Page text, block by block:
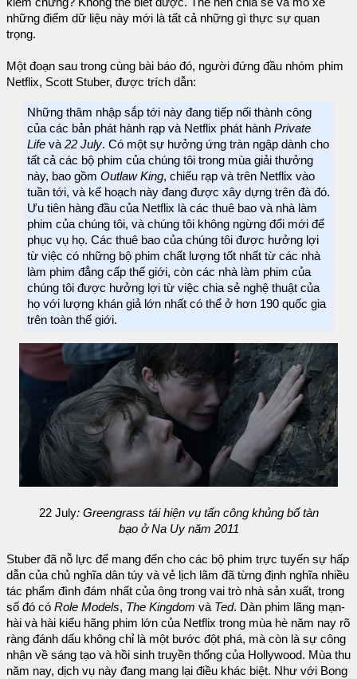
những điểm dữ liệu này mới là tất cả những gì thực sự quan
trọng.
Một đoạn sau trong cùng bài báo đó, người đứng đầu nhóm phim
Netflix, Scott Stuber, được trích dẫn:
Những thâm nhập sắp tới này đang tiếp nối thành công
của các bản phát hành rạp và Netflix phát hành Private
Life và22 July. Có một sự hưởng ứng tràn ngập dành cho
tất cả các bộ phim của chúng tôi trong mùa giải thưởng
này, bao gồm Outlaw King, chiếu rạp và trên Netflix vào
tuần tới, và kế hoạch này đang được xây dựng trên đà đó.
Ưu tiên hàng đầu của Netflix là các thuê bao và nhà làm
phim của chúng tôi, và chúng tôi không ngừng đổi mới để
phục vụ họ. Các thuê bao của chúng tôi được hưởng lợi
từ việc có những bộ phim chất lượng tốt nhất từ các nhà
làm phim đẳng cấp thế giới, còn các nhà làm phim của
chúng tôi được hưởng lợi từ việc chia sẻ nghệ thuật của
họ với lượng khán giả lớn nhất có thể ở hơn 190 quốc gia
trên toàn thế giới.
22 July: Greengrass tái hiện vụ tấn công khủng bố tàn
bạo ở Na Uy năm 2011
Stuber đã nỗ lực để mang đến cho các bộ phim trực tuyến sự hấp
dẫn của chủ nghĩa dân túy và vẻ lịch lãm đã từng định nghĩa nhiều
tác phẩm đình đám nhất của ông trong vai trò nhà sản xuất, trong
số đó có Role Models, The Kingdom và Ted. Dàn phim lãng mạn-
hài và hài kiểu hãng phim lớn của Netflix trong mùa hè năm nay rõ
ràng đánh dấu không chỉ là một bước đột phá, mà còn là sự công
nhận về sáng tạo và hồi sinh truyền thống của Hollywood. Mùa thu
năm nay, dịch vụ này đang mang lại điều khác biệt. Như với Bong